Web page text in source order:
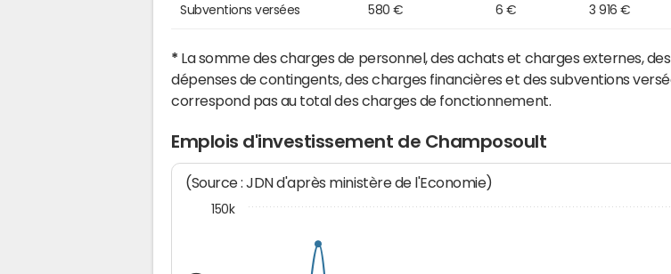
Subventions versées 580 € 6 € 3 916 €
* La somme des charges de personnel, des achats et charges externes, des
dépenses de contingents, des charges financières et des subventions
correspond pas au total des charges de fonctionnement.
Emplois d'investissement de Champosoult
(Source : JDN d'après ministère de l'Economie)
150k